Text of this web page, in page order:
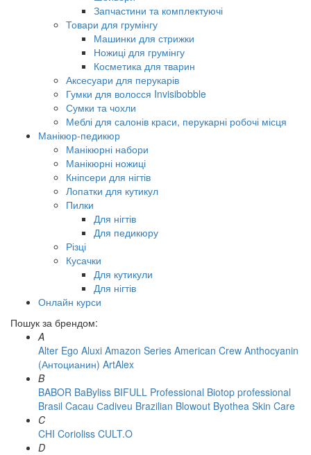
Запчастини та комплектуючі
Товари для грумінгу
Машинки для стрижки
Ножиці для грумінгу
Косметика для тварин
Аксесуари для перукарів
Гумки для волосся Invisibobble
Сумки та чохли
Меблі для салонів краси, перукарні робочі місця
Манікюр-педикюр
Манікюрні набори
Манікюрні ножиці
Кніпсери для нігтів
Лопатки для кутикул
Пилки
Для нігтів
Для педикюру
Різці
Кусачки
Для кутикули
Для нігтів
Онлайн курси
Пошук за брендом:
A
Alter Ego Aluxi Amazon Series American Crew Anthocyanin
(Антоцианин) ArtAlex
B
BABOR BaByliss BIFULL Professional Biotop professional
Brasil Cacau Сadiveu Brazilian Blowout Byothea Skin Care
C
CHI Corioliss CULT.O
D